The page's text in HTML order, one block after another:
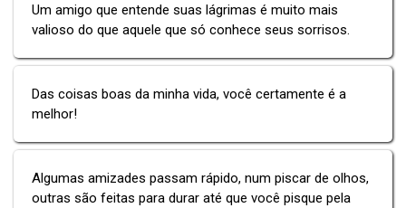
Um amigo que entende suas lágrimas é muito mais
valioso do que aquele que só conhece seus sorrisos.
Das coisas boas da minha vida, você certamente é a
melhor!
Algumas amizades passam rápido, num piscar de olhos,
outras são feitas para durar até que você pisque pela